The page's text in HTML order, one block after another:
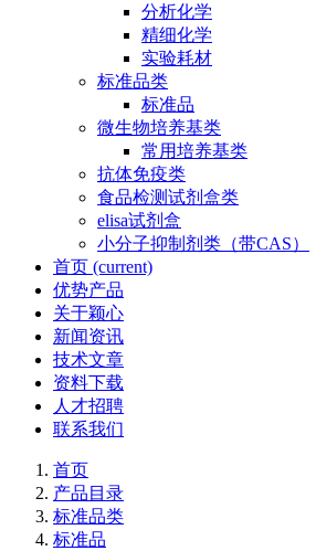
分析化学
精细化学
实验耗材
标准品类
标准品
微生物培养基类
常用培养基类
抗体免疫类
食品检测试剂盒类
elisa试剂盒
小分子抑制剂类（带CAS）
首页 (current)
优势产品
关于颖心
新闻资讯
技术文章
资料下载
人才招聘
联系我们
首页
产品目录
标准品类
标准品